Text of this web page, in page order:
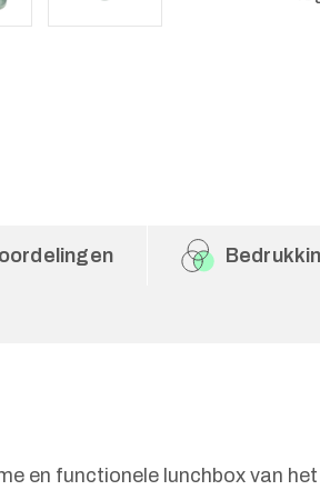
en functionele lunchbox van